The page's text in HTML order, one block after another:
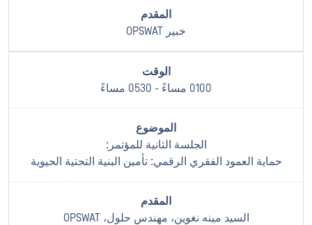
خبير OPSWAT
0100 مساءً - 0530 مساءً
الجلسة الثانية للمؤتمر:
حماية العمود الفقري الرقمي: تأمين البنية التحتية الحيوية
السيد مينه نغوين، مهندس حلول، OPSWAT